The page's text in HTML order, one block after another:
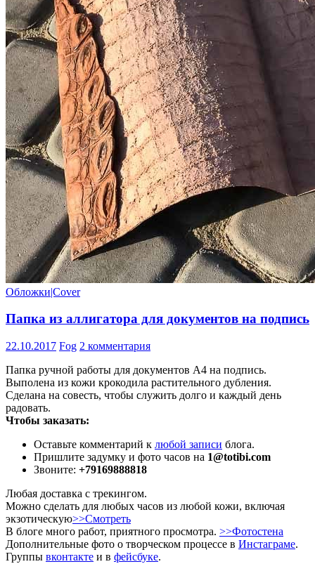
Обложки|Cover
Папка из аллигатора для документов на подпись
22.10.2017 Fog 2 комментария
Папка ручной работы для документов А4 на подпись.
Выполена из кожи крокодила растительного дубления.
Сделана на совесть, чтобы служить долго и каждый день
радовать.
Чтобы заказать:
Оставьте комментарий к любой записи блога.
Пришлите задумку и фото часов на 1@totibi.com
Звоните: +79169888818
Любая доставка с трекингом.
Можно сделать для любых часов из любой кожи, включая
экзотическую>>Смотреть
В блоге много работ, приятного просмотра. >>Фотостена
Дополнительные фото о творческом процессе в Инстаграме.
Группы вконтакте и в фейсбуке.